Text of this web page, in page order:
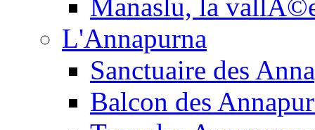
Manaslu, la
L'Annapurna
Sanctuaire des
Balcon des